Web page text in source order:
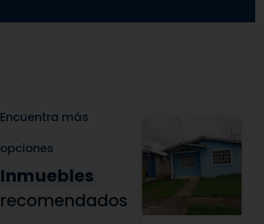
Encuentra más
opciones
Inmuebles
recomendados